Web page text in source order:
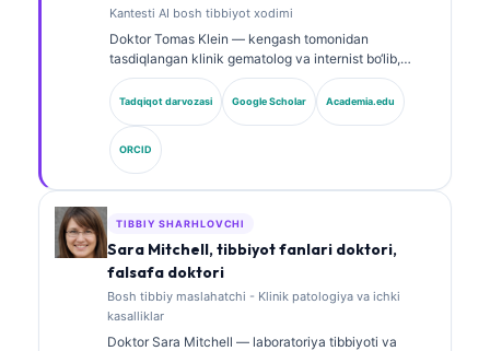
Kantesti AI bosh tibbiyot xodimi
Doktor Tomas Klein — kengash tomonidan
tasdiqlangan klinik gematolog va internist bo‘lib,
laboratoriya tibbiyoti va AI yordamida klinik tahlil
sohasida 15 yildan ortiq tajribaga ega. Kantesti AI
kompaniyasida Bosh tibbiy xodim sifatida u xususiy
neyron tarmoqning tibbiy aniqligi bo‘yicha klinik
nazoratni ta’minlaydi. Doktor Klein biomarkerlar
talqini va laboratoriya diagnostikasi bo‘yicha
laboratoriya tibbiyoti mavzularida keng ko‘lamli ilmiy
Tadqiqot darvozasi Google Scholar Academia.edu
ORCID
TIBBIY SHARHLOVCHI
Sara Mitchell, tibbiyot fanlari doktori,
falsafa doktori
Bosh tibbiy maslahatchi - Klinik patologiya va ichki
kasalliklar
Doktor Sara Mitchell — laboratoriya tibbiyoti va